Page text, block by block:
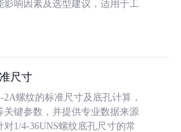
影响因素及选型建议，适用于工
尺寸
螺纹的标准尺寸及底孔计算，
关键参数，并提供专业数据来源
对1/4-36UNS螺纹底孔尺寸的常